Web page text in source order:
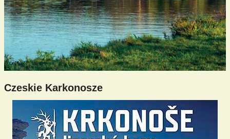
Czeskie Karkonosze